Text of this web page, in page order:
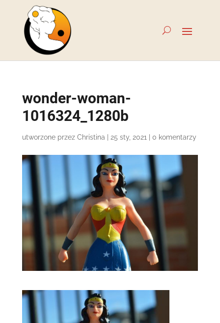
wonder-woman-
1016324_1280b
utworzone przez Christina 25 sty, 2021 0 komentarzy